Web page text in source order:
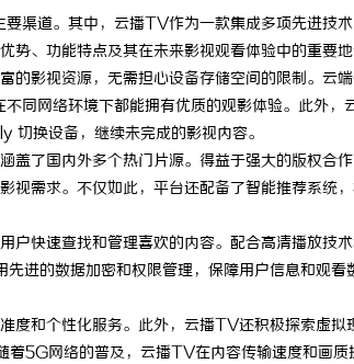
渠道。其中，云播TV作为一款集成多项先进技
、功能特点及其在未来影视观看体验中的重要地
的影视资源，无需担心设备存储空间的限制。云
同网络环境下都能拥有优质的观影体验。此外，
换设备，继续未完成的影视内容。
盖了国内外多个热门片源。得益于强大的版权合
视需求。不仅如此，平台还配备了智能推荐系统
户快速查找和管理喜欢的内容。配合高清播放技
进的数据加密和权限管理，保障用户信息和观看
度和个性化服务。此外，云播TV还积极探索虚拟
着5G网络的普及，云播TV在内容传输速度和画质